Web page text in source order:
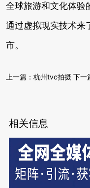
全球旅游和文化体验
通过虚拟现实技术来
市。
上一篇： 杭州tvc拍摄 下一
相关信息